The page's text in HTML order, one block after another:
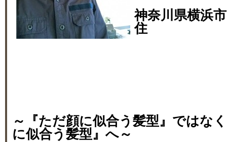
神奈川県横浜
住
～『ただ顔に似合う髪型』ではな
に似合う髪型』へ～